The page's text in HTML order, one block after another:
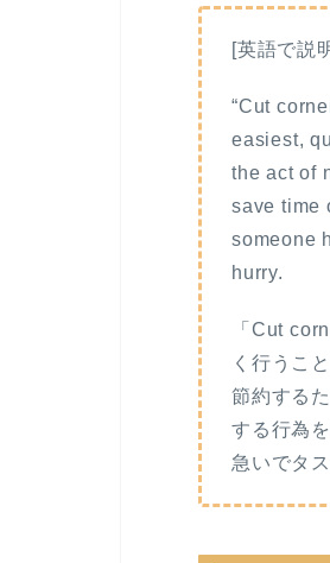
[英語で説
“Cut
easiest,
the act of
save time
someone
hurry.
「Cut
く行うこ
節約する
する行為
急いでタ